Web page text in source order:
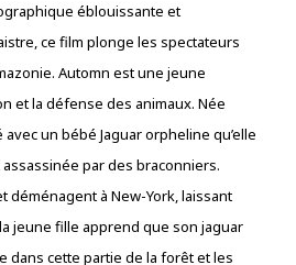
éblouissante et
ce film plonge les spectateurs
Automn est une jeune
et la défense des animaux. Née
un bébé Jaguar orpheline qu’elle
par des braconniers.
à New-York, laissant
jeune fille apprend que son jaguar
dans cette partie de la forêt et les